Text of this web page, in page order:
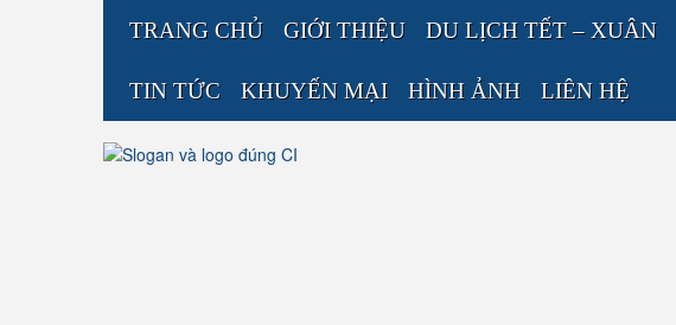
TRANG CHỦ GIỚI THIỆU DU LỊCH TẾT – XUÂN
TIN TỨC KHUYẾN MẠI HÌNH ẢNH LIÊN HỆ